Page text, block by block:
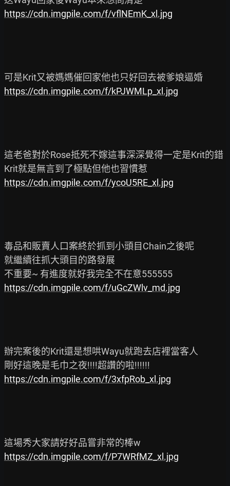
https://cdn.imgpile.com/f/vflNEmK_xl.jpg
https://cdn.imgpile.com/f/kPJWMLp_xl.jpg
這老爸對於Rose抵死不嫁這事深深覺得一定是Krit的錯
https://cdn.imgpile.com/f/ycoU5RE_xl.jpg
毒品和販賣人口案終於抓到小頭目Chain之後呢
就繼續往抓大頭目的路發展
https://cdn.imgpile.com/f/uGcZWlv_md.jpg
辦完案後的Krit還是想哄Wayu就跑去店裡當客人
https://cdn.imgpile.com/f/3xfpRob_xl.jpg
https://cdn.imgpile.com/f/P7WRfMZ_xl.jpg